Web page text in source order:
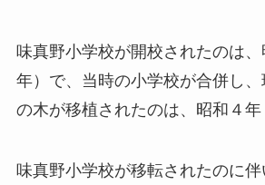
味真野小学校が開校されたのは
年）で、当時の小学校が合併し
の木が移植されたのは、昭和４年
味真野小学校が移転されたのに